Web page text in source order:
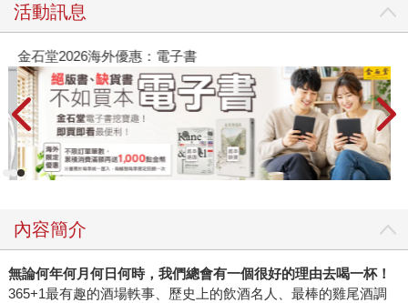
活動訊息
金石堂2026海外優惠：電子書
內容簡介
無論何年何月何日何時，我們總會有一個很好的理由去喝一杯！
365+1最有趣的酒場軼事、歷史上的飲酒名人、最棒的雞尾酒調